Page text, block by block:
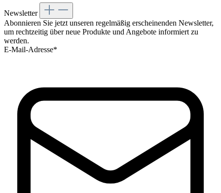
Newsletter
Abonnieren Sie jetzt unseren regelmäßig erscheinenden Newsletter,
um rechtzeitig über neue Produkte und Angebote informiert zu
werden.
E-Mail-Adresse*